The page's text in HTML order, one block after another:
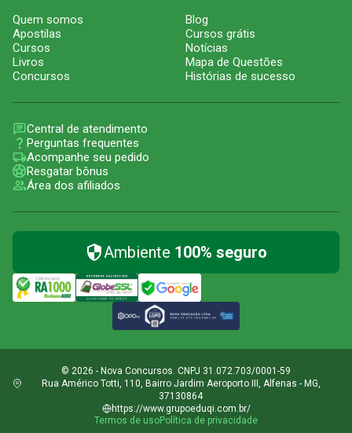
Quem somos
Apostilas
Cursos
Livros
Concursos
Blog
Cursos grátis
Notícias
Mapa de Questões
Histórias de sucesso
Central de atendimento
Perguntas frequentes
Acompanhe seu pedido
Resgatar bônus
Área dos afiliados
Ambiente 100% seguro
© 2026 - Nova Concursos. CNPJ 31.072.703/0001-59
Rua Américo Totti, 110, Bairro Jardim Aeroporto III, Alfenas - MG,
37130864
https://www.grupoeduqi.com.br/
Termos de usoPolítica de privacidade